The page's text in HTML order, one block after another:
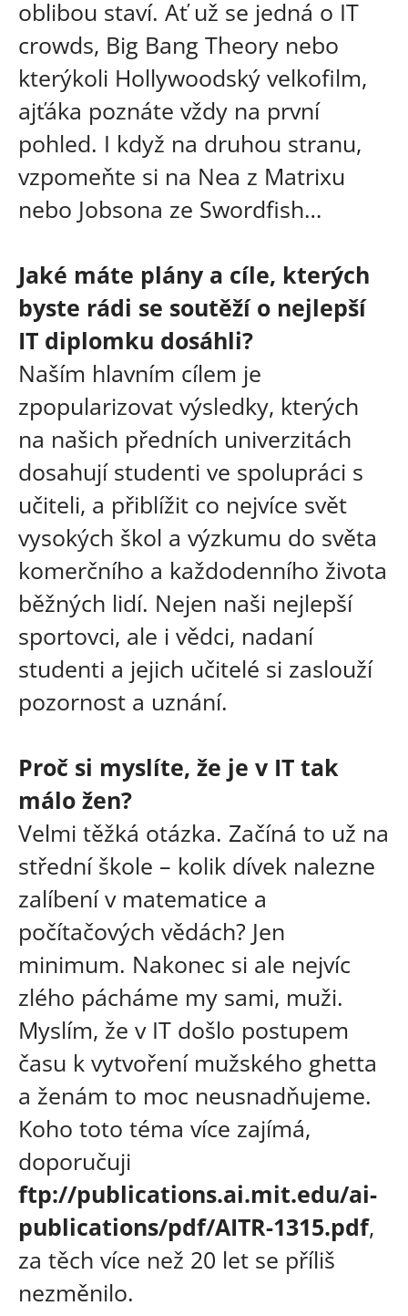
oblibou staví. Ať už se jedná o IT
crowds, Big Bang Theory nebo
kterýkoli Hollywoodský velkofilm,
ajťáka poznáte vždy na první
pohled. I když na druhou stranu,
vzpomeňte si na Nea z Matrixu
nebo Jobsona ze Swordfish…
Jaké máte plány a cíle, kterých
byste rádi se soutěží o nejlepší
IT diplomku dosáhli?
Naším hlavním cílem je
zpopularizovat výsledky, kterých
na našich předních univerzitách
dosahují studenti ve spolupráci s
učiteli, a přiblížit co nejvíce svět
vysokých škol a výzkumu do světa
komerčního a každodenního života
běžných lidí. Nejen naši nejlepší
sportovci, ale i vědci, nadaní
studenti a jejich učitelé si zaslouží
pozornost a uznání.
Proč si myslíte, že je v IT tak
málo žen?
Velmi těžká otázka. Začíná to už na
střední škole – kolik dívek nalezne
zalíbení v matematice a
počítačových vědách? Jen
minimum. Nakonec si ale nejvíc
zlého pácháme my sami, muži.
Myslím, že v IT došlo postupem
času k vytvoření mužského ghetta
a ženám to moc neusnadňujeme.
Koho toto téma více zajímá,
doporučuji
ftp://publications.ai.mit.edu/ai-
publications/pdf/AITR-1315.pdf,
za těch více než 20 let se příliš
nezměnilo.